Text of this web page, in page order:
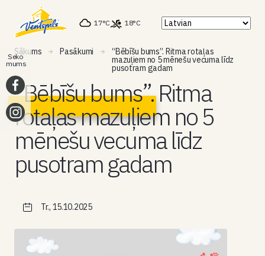
17°C 18°C
Sākums Pasākumi “Bēbīšu bums”. Ritma rotaļas
mazuļiem no 5 mēnešu vecuma līdz
pusotram gadam
“Bēbīšu bums”. Ritma
rotaļas mazuļiem no 5
mēnešu vecuma līdz
pusotram gadam
Tr., 15.10.2025
Seko
mums